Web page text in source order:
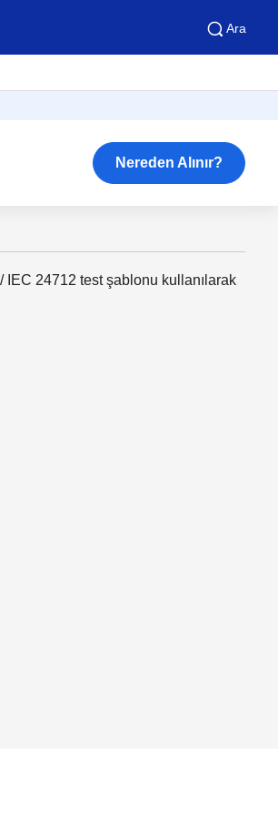
Ara
Nereden Alınır?
IEC 24712 test şablonu kullanılarak